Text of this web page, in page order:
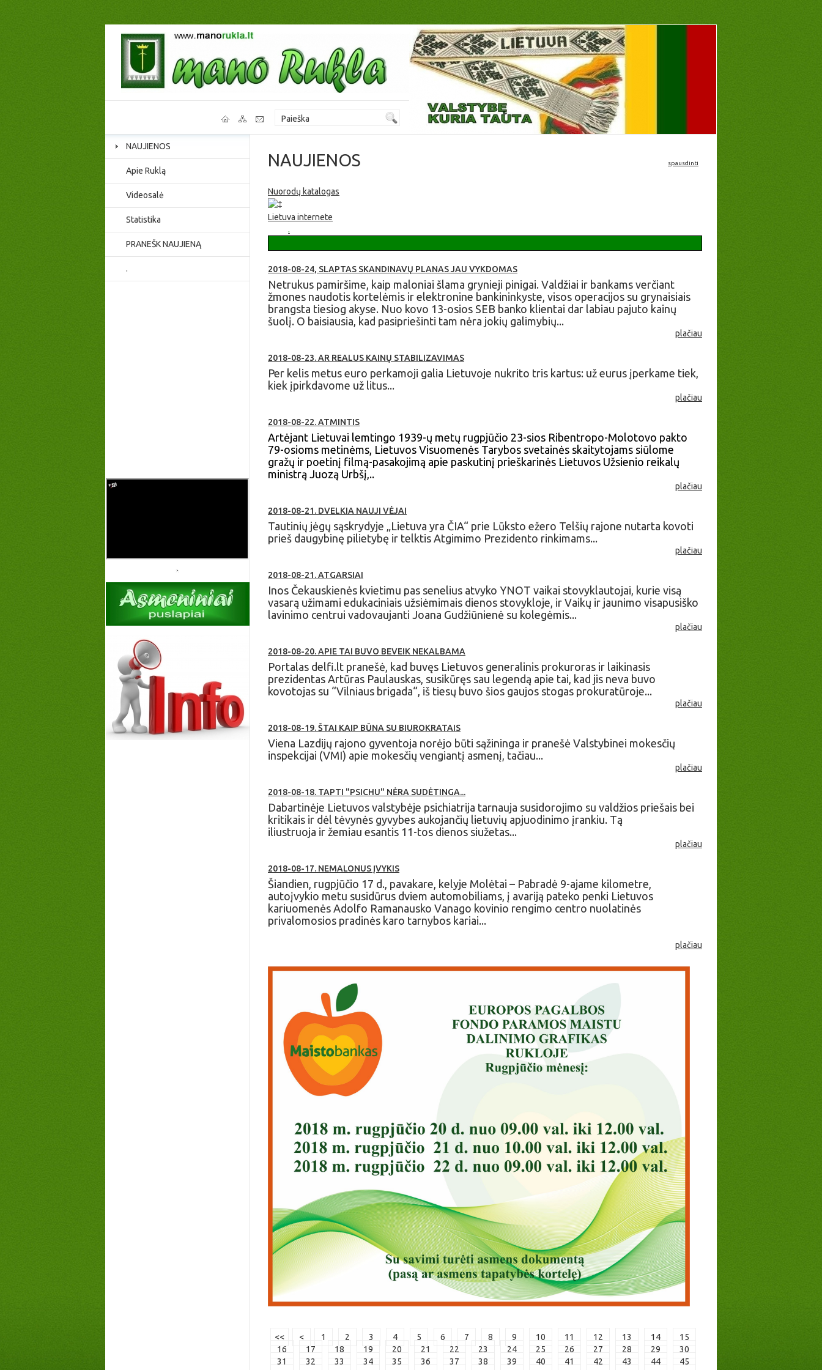
NAUJIENOS
Apie Ruklą
Videosalė
Statistika
PRANEŠK NAUJIENĄ
.
NAUJIENOS spausdinti
Nuorodų katalogas
Lietuva internete
.
2018-08-24, SLAPTAS SKANDINAVŲ PLANAS JAU VYKDOMAS
Netrukus pamiršime, kaip maloniai šlama grynieji pinigai. Valdžiai ir bankams verčiant
žmones naudotis kortelėmis ir elektronine bankininkyste, visos operacijos su grynaisiais
brangsta tiesiog akyse. Nuo kovo 13-osios SEB banko klientai dar labiau pajuto kainų
šuolį. O baisiausia, kad pasipriešinti tam nėra jokių galimybių...
plačiau
2018-08-23. AR REALUS KAINŲ STABILIZAVIMAS
Per kelis metus euro perkamoji galia Lietuvoje nukrito tris kartus: už eurus įperkame tiek,
kiek įpirkdavome už litus...
plačiau
2018-08-22. ATMINTIS
Artėjant Lietuvai lemtingo 1939-ų metų rugpjūčio 23-sios Ribentropo-Molotovo pakto
79-osioms metinėms, Lietuvos Visuomenės Tarybos svetainės skaitytojams siūlome
gražų ir poetinį filmą-pasakojimą apie paskutinį prieškarinės Lietuvos Užsienio reikalų
ministrą Juozą Urbšį,..
plačiau
2018-08-21. DVELKIA NAUJI VĖJAI
Tautinių jėgų sąskrydyje „Lietuva yra ČIA“ prie Lūksto ežero Telšių rajone nutarta kovoti
prieš daugybinę pilietybę ir telktis Atgimimo Prezidento rinkimams...
plačiau
2018-08-21. ATGARSIAI
Inos Čekauskienės kvietimu pas senelius atvyko YNOT vaikai stovyklautojai, kurie visą
vasarą užimami edukaciniais užsiėmimais dienos stovykloje, ir Vaikų ir jaunimo visapusiško
lavinimo centrui vadovaujanti Joana Gudžiūnienė su kolegėmis...
plačiau
2018-08-20. APIE TAI BUVO BEVEIK NEKALBAMA
Portalas delfi.lt pranešė, kad buvęs Lietuvos generalinis prokuroras ir laikinasis
prezidentas Artūras Paulauskas, susikūręs sau legendą apie tai, kad jis neva buvo
kovotojas su “Vilniaus brigada“, iš tiesų buvo šios gaujos stogas prokuratūroje...
plačiau
2018-08-19. ŠTAI KAIP BŪNA SU BIUROKRATAIS
Viena Lazdijų rajono gyventoja norėjo būti sąžininga ir pranešė Valstybinei mokesčių
inspekcijai (VMI) apie mokesčių vengiantį asmenį, tačiau...
plačiau
2018-08-18. TAPTI "PSICHU" NĖRA SUDĖTINGA...
Dabartinėje Lietuvos valstybėje psichiatrija tarnauja susidorojimo su valdžios priešais bei
kritikais ir dėl tėvynės gyvybes aukojančių lietuvių apjuodinimo įrankiu. Tą
iliustruoja ir žemiau esantis 11-tos dienos siužetas...
plačiau
2018-08-17. NEMALONUS ĮVYKIS
Šiandien, rugpjūčio 17 d., pavakare, kelyje Molėtai – Pabradė 9-ajame kilometre,
autoįvykio metu susidūrus dviem automobiliams, į avariją pateko penki Lietuvos
kariuomenės Adolfo Ramanausko Vanago kovinio rengimo centro nuolatinės
privalomosios pradinės karo tarnybos kariai...
plačiau
<< < 1 2 3 4 5 6 7 8 9 10 11 12 13 14
15
16
17 18 19 20 21 22 23 24 25 26 27 28 29
30
31
32 33 34 35 36 37 38 39 40 41 42 43 44
45